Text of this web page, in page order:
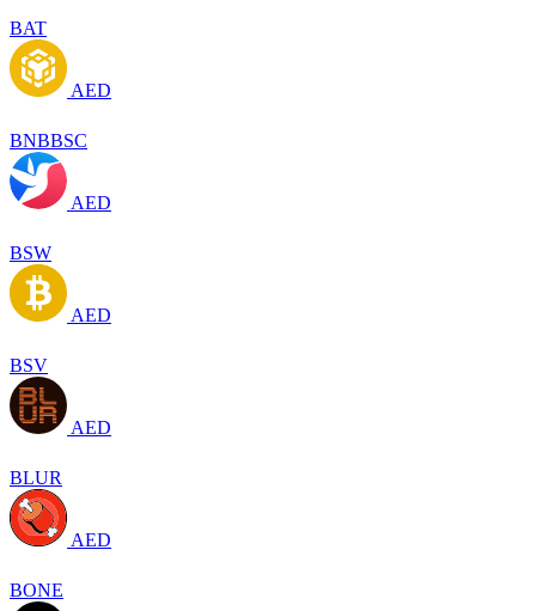
BAT
AED
BNBBSC
AED
BSW
AED
BSV
AED
BLUR
AED
BONE